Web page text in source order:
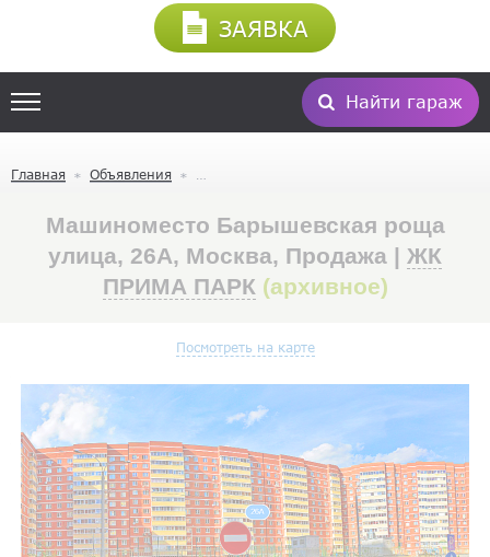
Найти гараж
ЗАЯВКА
Главная Объявления
Машиноместо Барышевская роща
улица, 26А, Москва, Продажа | ЖК
ПРИМА ПАРК (архивное)
Посмотреть на карте